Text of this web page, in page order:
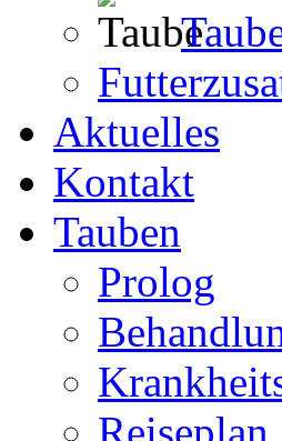
Aktuelles
Kontakt
Tauben
Prolog
Reiseplan